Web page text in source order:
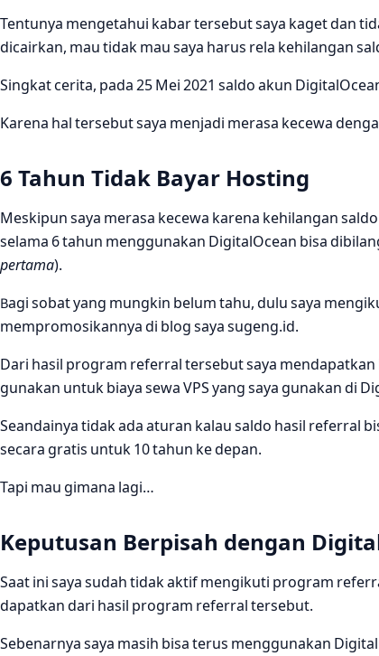
Tentunya mengetahui kabar tersebut saya kaget dan
dicairkan, mau tidak mau saya harus rela kehilangan
Singkat cerita, pada 25 Mei 2021 saldo akun
Karena hal tersebut saya menjadi merasa kecewa
6 Tahun Tidak Bayar Hosting
Meskipun saya merasa kecewa karena kehilangan
selama 6 tahun menggunakan DigitalOcean bisa
pertama).
Bagi sobat yang mungkin belum tahu, dulu saya
mempromosikannya di blog saya sugeng.id.
Dari hasil program referral tersebut saya
gunakan untuk biaya sewa VPS yang saya gunakan di
Seandainya tidak ada aturan kalau saldo hasil referral
secara gratis untuk 10 tahun ke depan.
Tapi mau gimana lagi…
Keputusan Berpisah dengan
Saat ini saya sudah tidak aktif mengikuti program
dapatkan dari hasil program referral tersebut.
Sebenarnya saya masih bisa terus menggunakan